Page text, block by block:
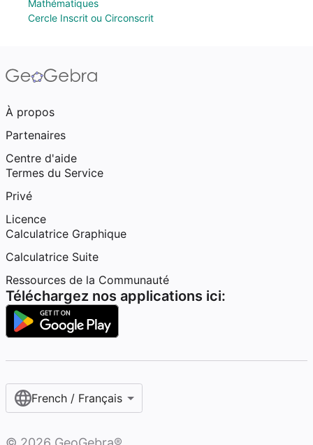
Mathématiques
Cercle Inscrit ou Circonscrit
À propos
Partenaires
Centre d'aide
Termes du Service
Privé
Licence
Calculatrice Graphique
Calculatrice Suite
Ressources de la Communauté
Téléchargez nos applications ici:
French / Français‎